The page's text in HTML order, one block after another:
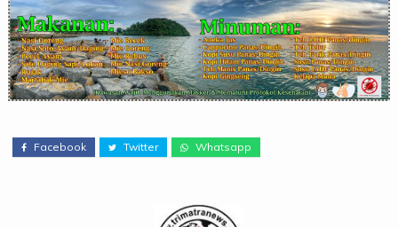
Facebook Twitter Whatsapp